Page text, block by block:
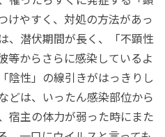
けやすく、対処の方法があっ
、潜伏期間が長く、「不顕性
等からさらに感染しているよ
陰性」の線引きがはっきりし
どは、いったん感染部位から
宿主の体力が弱った時にまた